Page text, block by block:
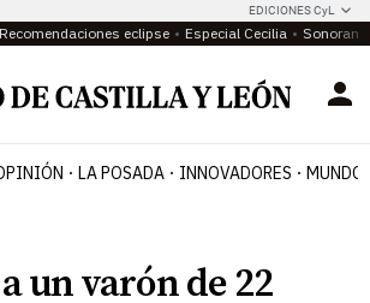
EDICIONES CyL
Recomendaciones eclipse Especial Cecilia
LA POSADA INNOVADORES MUNDO
un varón de 22